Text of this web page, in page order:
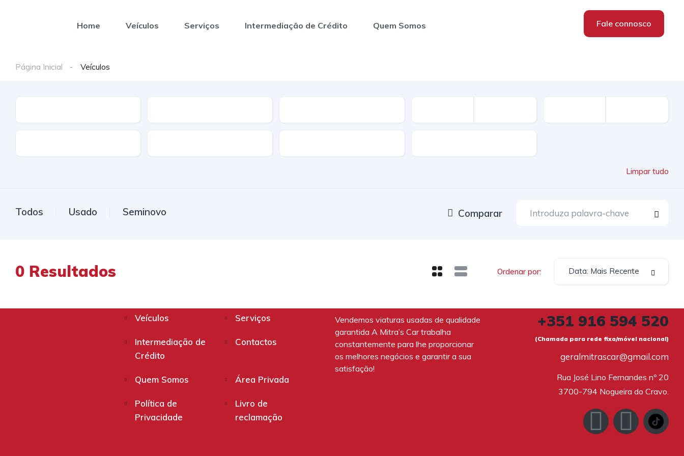
Home Veículos Serviços Intermediação de Crédito Quem Somos Fale connosco
Página Inicial Veículos
Limpar tudo
Todos Usado Seminovo Comparar
0 Resultados Ordenar por: Data: Mais Recente
Veículos Serviços
Intermediação de
Crédito
Contactos
Quem Somos Área Privada
Política de
Privacidade
Livro de
reclamação
Vendemos viaturas usadas de qualidade
garantida A Mitra’s Car trabalha
constantemente para lhe proporcionar
os melhores negócios e garantir a sua
satisfação!
+351 916 594 520
(Chamada para rede fixa/móvel nacional)
geralmitrascar@gmail.com
Rua José Lino Fernandes nº 20
3700-794 Nogueira do Cravo.